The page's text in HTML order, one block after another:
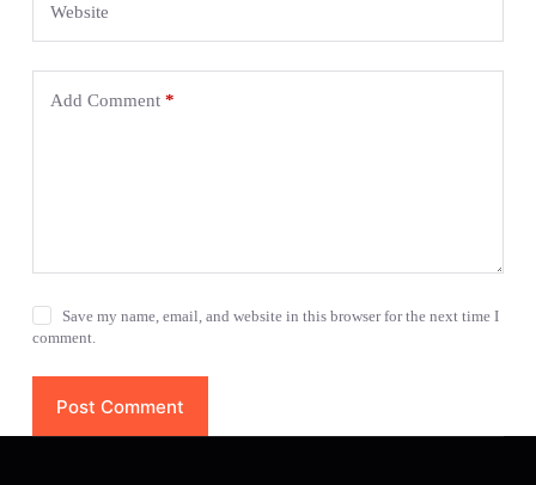
Website
Add Comment*
Save my name, email, and website in this browser for the next time I
comment.
Post Comment